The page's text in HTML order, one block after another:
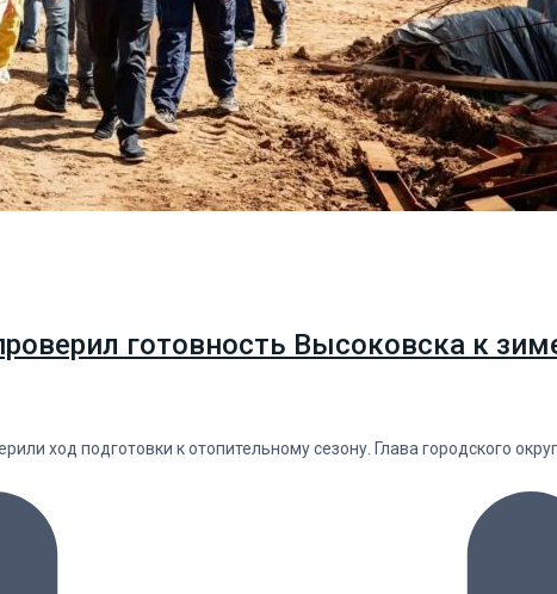
готовность Высоковска к
ход подготовки к отопительному сезону. Глава городского